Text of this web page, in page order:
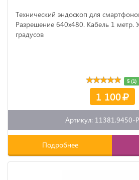
Технический эндоскоп для
Разрешение 640х480. Кабель 1 метр.
градусов
5 (1)
1 100
Артикул: 11381.9450-
Подробнее